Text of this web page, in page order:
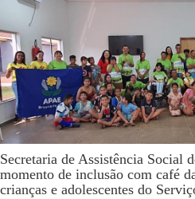
Secretaria de Assistência Social
momento de inclusão com café
crianças e adolescentes do